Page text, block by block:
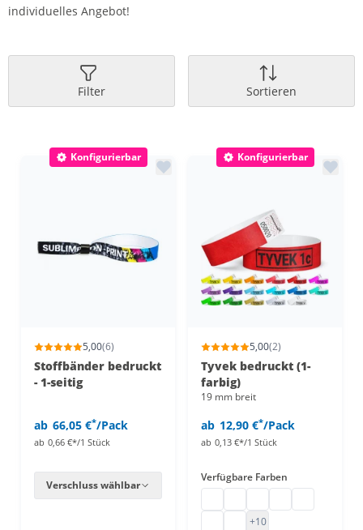
individuelles Angebot!
Filter Sortieren
Konfigurierbar
5,00(6)
Stoffbänder bedruckt
- 1-seitig
ab 66,05 €*/Pack
ab 0,66 €*/1 Stück
Verschluss wählbar
Konfigurierbar
5,00(2)
Tyvek bedruckt (1-
farbig)
19 mm breit
ab 12,90 €*/Pack
ab 0,13 €*/1 Stück
Verfügbare Farben
Kontrollbändchen 1-farbig
Einlassbänder 19 mm
+10